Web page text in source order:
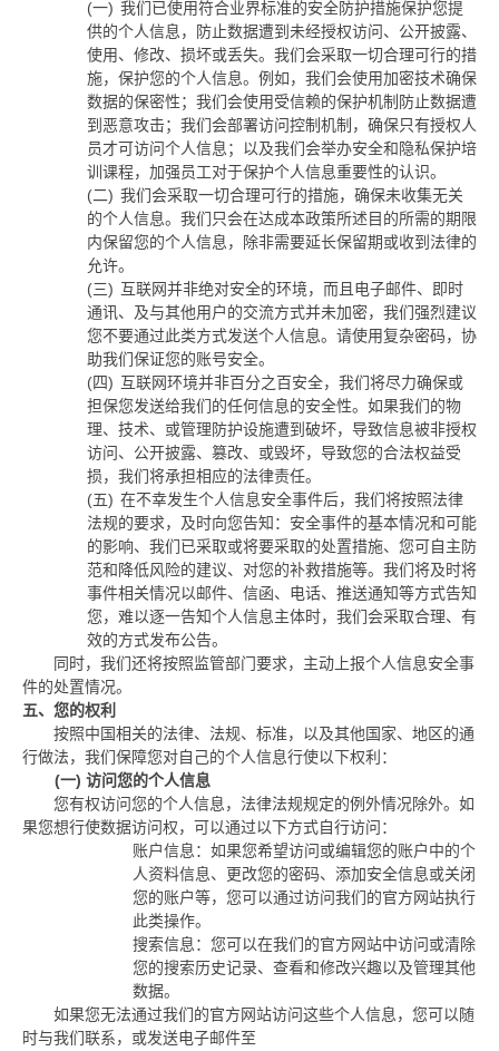
(一) 我们已使用符合业界标准的安全防护措施保护您提
供的个人信息，防止数据遭到未经授权访问、公开披露、
使用、修改、损坏或丢失。我们会采取一切合理可行的措
施，保护您的个人信息。例如，我们会使用加密技术确保
数据的保密性；我们会使用受信赖的保护机制防止数据遭
到恶意攻击；我们会部署访问控制机制，确保只有授权人
员才可访问个人信息；以及我们会举办安全和隐私保护培
训课程，加强员工对于保护个人信息重要性的认识。
(二) 我们会采取一切合理可行的措施，确保未收集无关
的个人信息。我们只会在达成本政策所述目的所需的期限
内保留您的个人信息，除非需要延长保留期或收到法律的
允许。
(三) 互联网并非绝对安全的环境，而且电子邮件、即时
通讯、及与其他用户的交流方式并未加密，我们强烈建议
您不要通过此类方式发送个人信息。请使用复杂密码，协
助我们保证您的账号安全。
(四) 互联网环境并非百分之百安全，我们将尽力确保或
担保您发送给我们的任何信息的安全性。如果我们的物
理、技术、或管理防护设施遭到破坏，导致信息被非授权
访问、公开披露、篡改、或毁坏，导致您的合法权益受
损，我们将承担相应的法律责任。
(五) 在不幸发生个人信息安全事件后，我们将按照法律
法规的要求，及时向您告知：安全事件的基本情况和可能
的影响、我们已采取或将要采取的处置措施、您可自主防
范和降低风险的建议、对您的补救措施等。我们将及时将
事件相关情况以邮件、信函、电话、推送通知等方式告知
您，难以逐一告知个人信息主体时，我们会采取合理、有
效的方式发布公告。
同时，我们还将按照监管部门要求，主动上报个人信息安全事
件的处置情况。
五、您的权利
按照中国相关的法律、法规、标准，以及其他国家、地区的通
行做法，我们保障您对自己的个人信息行使以下权利：
(一) 访问您的个人信息
您有权访问您的个人信息，法律法规规定的例外情况除外。如
果您想行使数据访问权，可以通过以下方式自行访问：
账户信息：如果您希望访问或编辑您的账户中的个
人资料信息、更改您的密码、添加安全信息或关闭
您的账户等，您可以通过访问我们的官方网站执行
此类操作。
搜索信息：您可以在我们的官方网站中访问或清除
您的搜索历史记录、查看和修改兴趣以及管理其他
数据。
如果您无法通过我们的官方网站访问这些个人信息，您可以随
时与我们联系，或发送电子邮件至